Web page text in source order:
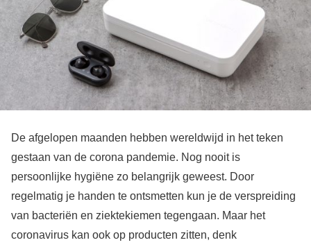
De afgelopen maanden hebben wereldwijd in het teken
gestaan van de corona pandemie. Nog nooit is
persoonlijke hygiëne zo belangrijk geweest. Door
regelmatig je handen te ontsmetten kun je de verspreiding
van bacteriën en ziektekiemen tegengaan. Maar het
coronavirus kan ook op producten zitten, denk